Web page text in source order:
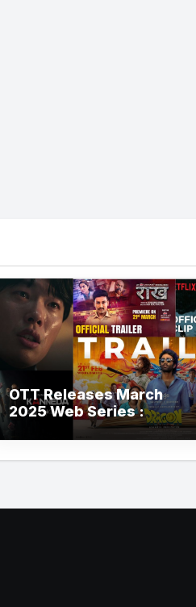
OTT Releases March
2025 Web Series :
Netflix, JioHotstar और
Ultra Jhakaas पर नई वेब
सीरीज और फिल्में